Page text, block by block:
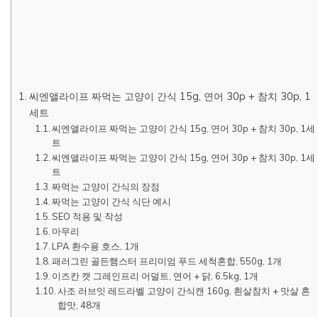
씨엔앨라이프 짜먹는 고양이 간식 15g, 연어 30p + 참치 30p, 1
세트
씨엔앨라이프 짜먹는 고양이 간식 15g, 연어 30p + 참치 30p, 1세
트
씨엔앨라이프 짜먹는 고양이 간식 15g, 연어 30p + 참치 30p, 1세
트
짜먹는 고양이 간식의 장점
짜먹는 고양이 간식 식단 예시
SEO 적용 및 작성
마무리
LPA 환수용 호스, 1개
패러그린 골든햄스터 프리미엄 푸드 세척혼합, 550g, 1개
이즈칸 캣 그레인프리 어덜트, 연어 + 닭, 6.5kg, 1개
사조 러브잇 레드라벨 고양이 간식캔 160g, 흰살참치 + 맛살 혼
합맛, 48개